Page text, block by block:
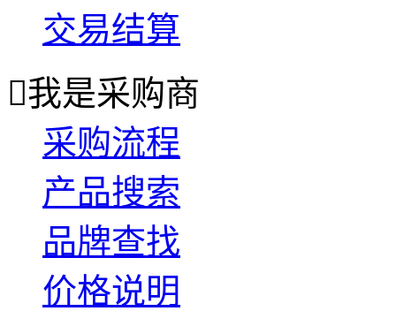
交易结算
我是采购商
采购流程
产品搜索
品牌查找
价格说明